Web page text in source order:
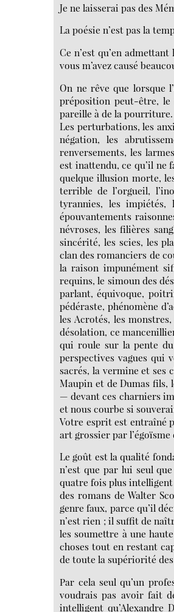
Je ne laisserai pas des
La poésie n’est pas la
Ce n’est qu’en
vous m’avez causé
On ne rêve que lorsque
préposition peut-être, le
pareille à de la pourriture.
Les perturbations, les
négation, les
renversements, les
est inattendu, ce qu’il ne
quelque illusion morte,
terrible de l’orgueil,
tyrannies, les impiétés,
épouvantements
névroses, les filières
sincérité, les scies, les
clan des romanciers de
la raison impunément
requins, le simoun des
parlant, équivoque,
pédéraste, phénomène
les Acrotés, les
désolation, ce
qui roule sur la pente
perspectives vagues qui
sacrés, la vermine et ses
Maupin et de Dumas fils,
— devant ces charniers
et nous courbe si
Votre esprit est entraîné
art grossier par
Le goût est la qualité
n’est que par lui seul
quatre fois plus intelligent
des romans de Walter
genre faux, parce qu’il
n’est rien ; il suffit de
les soumettre à une
choses tout en restant
de toute la supériorité
Par cela seul qu’un
voudrais pas avoir fait
intelligent qu’Alexandre